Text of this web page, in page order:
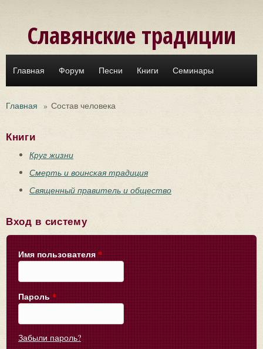
Славянские традиции
Главная Форум Песни Книги Семинары
Главная » Состав человека
Книги
Круг жизни
Смерть и воинская традиция
Священный правитель и общество
Вход в систему
Имя пользователя *
Пароль *
Забыли пароль?